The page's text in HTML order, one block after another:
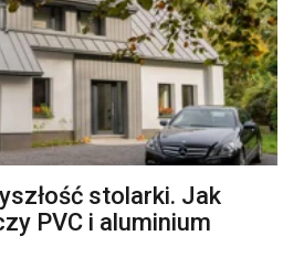
stolarki. Jak
PVC i aluminium